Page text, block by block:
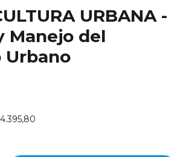
URBANA -
Manejo del
Urbano